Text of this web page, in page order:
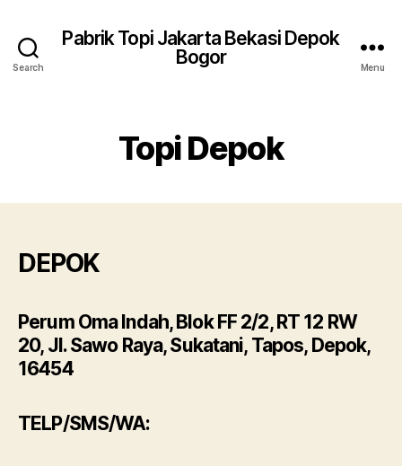
Search
Pabrik Topi Jakarta Bekasi Depok
Bogor
Menu
Topi Depok
DEPOK
Perum Oma Indah, Blok FF 2/2, RT 12 RW
20, Jl. Sawo Raya, Sukatani, Tapos, Depok,
16454
TELP/SMS/WA: